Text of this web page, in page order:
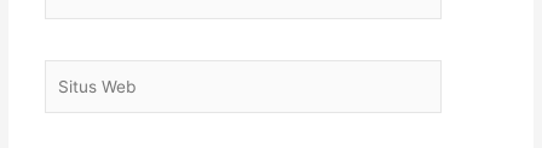
Web